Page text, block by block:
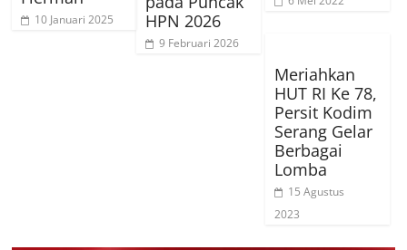
10 Januari 2025
HPN 2026
9 Februari 2026
Meriahkan
HUT RI Ke 78,
Persit Kodim
Serang Gelar
Berbagai
Lomba
15 Agustus
2023